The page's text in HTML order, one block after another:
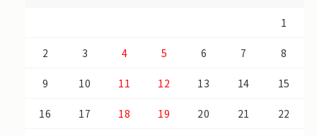
1
2 3 4 5 6 7 8
9 10 11 12 13 14 15
16 17 18 19 20 21 22